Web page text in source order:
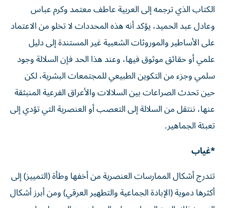
الكتاب الذي ترجمه إلى العربية عاطف معتمد وكرم عباس
وعادل عبد الحميد، يؤكد أنه هذه المحددات لا تخلو من الاعتماد
على الأساطير والموروثات الشعبية غير المستندة إلى دليل
علمي أو حقائق موثوق فيها، وعند هذا الحد فإن السلالة وجود
سلمي وجزء من التكوين الطبيعي للمجتمعات البشرية، لكن
حين تحدث الصراعات بين السلالات والأعراق الفرعية المنبثقة
عنها، ننتقل من السلالة إلى التعصب أو العنصرية التي تؤدي إلى
تعبئة الجماهير.
*غياب
تتدرج أشكال الممارسات العنصرية من أخفها وطأة (التمييز) إلى
أكثرها دموية (الإبادة الجماعية والتطهير العرقي) ومن أبرز أشكال